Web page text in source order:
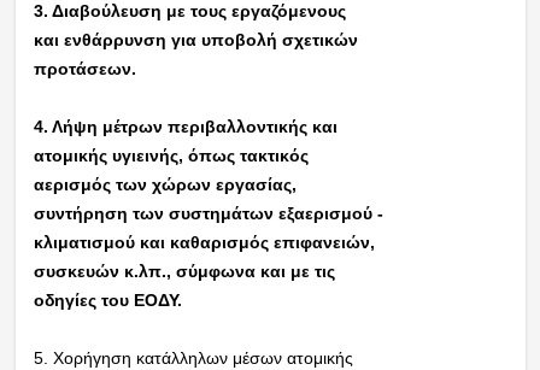
3. Διαβούλευση με τους εργαζόμενους
και ενθάρρυνση για υποβολή σχετικών
προτάσεων.
4. Λήψη μέτρων περιβαλλοντικής και
ατομικής υγιεινής, όπως τακτικός
αερισμός των χώρων εργασίας,
συντήρηση των συστημάτων εξαερισμού -
κλιματισμού και καθαρισμός επιφανειών,
συσκευών κ.λπ., σύμφωνα και με τις
οδηγίες του ΕΟΔΥ.
5. Χορήγηση κατάλληλων μέσων ατομικής